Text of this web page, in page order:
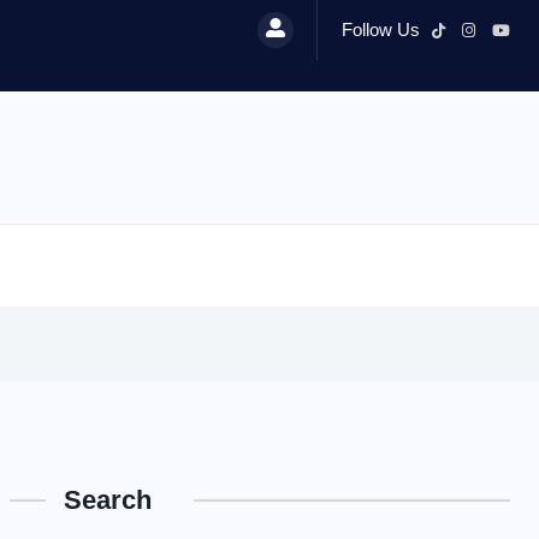
Follow Us
Search